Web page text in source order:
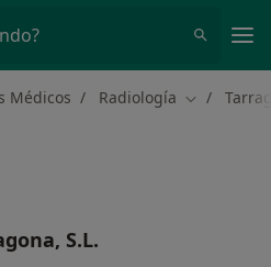
Médicos Radiología Cambiar
S.L.